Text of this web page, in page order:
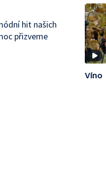
hit našich
přizveme
Víno